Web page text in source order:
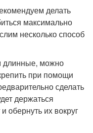
делать
максимально
несколько способ
длинные, можно
при помощи
сделать
держаться
обернуть их вокруг